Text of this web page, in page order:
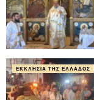
ΕΚΚΛΗΣΊΑ ΤΗΣ ΕΛΛΆΔΟΣ